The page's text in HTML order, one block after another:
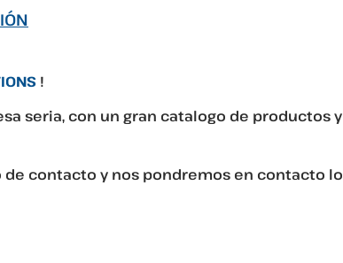
!
seria, con un gran catalogo de productos y
de contacto y nos pondremos en contacto lo